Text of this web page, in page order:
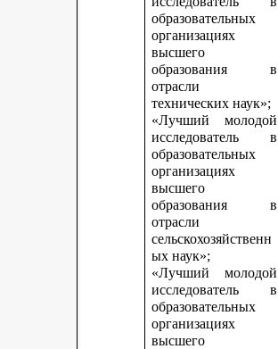
образовательных
организациях
высшего
образования в
отрасли
технических наук»;
«Лучший молодой
исследователь в
образовательных
организациях
высшего
образования в
отрасли
сельскохозяйственн
ых наук»;
«Лучший молодой
исследователь в
образовательных
организациях
высшего